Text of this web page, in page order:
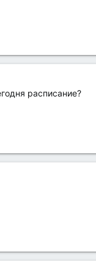
расписание?